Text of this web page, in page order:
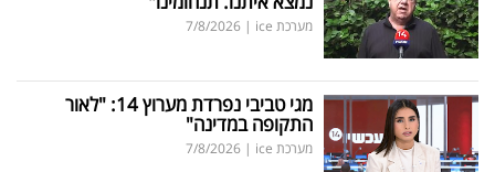
מערכת ice |
7/8/2026
מגי טביבי נפרדת מערוץ 14: "לאור
התקופה במדינה"
מערכת ice |
7/8/2026